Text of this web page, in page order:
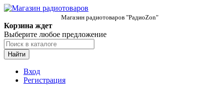
Магазин радиотоваров "РадиоZon"
Корзина ждет
Выберите любое предложение
Найти
Вход
Регистрация